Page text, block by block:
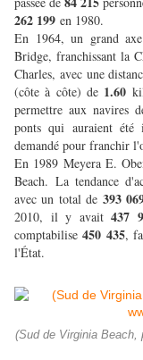
262 199 en 1980.
En 1964, un grand
Bridge, franchissant la
Charles, avec une
(côte à côte) de 1.60
permettre aux navires
ponts qui auraient
demandé pour franchir
En 1989 Meyera E.
Beach. La tendance
avec un total de 393
2010, il y avait 437
comptabilise450 435,
l'État.
(Sud de Virginia Beach,